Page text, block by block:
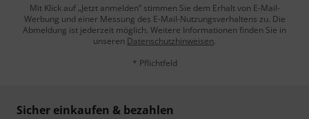
Mit Klick auf „Jetzt anmelden“ stimmen Sie dem Erhalt von E-Mail-
Werbung und einer Messung des E-Mail-Nutzungsverhaltens zu. Die
Abmeldung ist jederzeit möglich. Weitere Informationen finden Sie in
unseren Datenschutzhinweisen.
* Pflichtfeld
Sicher einkaufen & bezahlen